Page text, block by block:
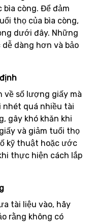
còng. Để đảm
thọ của bìa còng,
dưới đây. Những
dàng hơn và bảo
về số lượng giấy mà
nhét quá nhiều tài
gây khó khăn khi
và giảm tuổi thọ
kỹ thuật hoặc ước
thực hiện cách lắp
tài liệu vào, hãy
rằng không có